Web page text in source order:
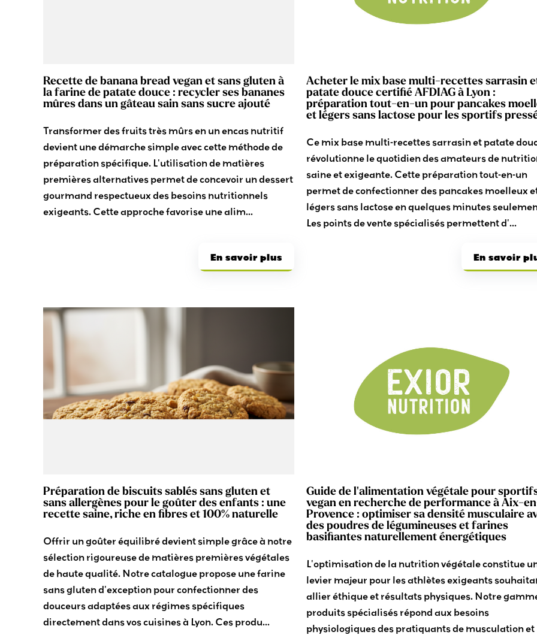
Recette de banana bread vegan et sans gluten à
la farine de patate douce : recycler ses bananes
mûres dans un gâteau sain sans sucre ajouté
Transformer des fruits très mûrs en un encas nutritif
devient une démarche simple avec cette méthode de
préparation spécifique. L'utilisation de matières
premières alternatives permet de concevoir un dessert
gourmand respectueux des besoins nutritionnels
exigeants. Cette approche favorise une alim...
En savoir plus
Acheter le mix base multi-recettes sarrasin
patate douce certifié AFDIAG à Lyon :
préparation tout-en-un pour pancakes
et légers sans lactose pour les sportifs
Ce mix base multi-recettes sarrasin et patate
révolutionne le quotidien des amateurs de
saine et exigeante. Cette préparation tout-en-un
permet de confectionner des pancakes moelleux
légers sans lactose en quelques minutes
Les points de vente spécialisés permettent d'...
En savoir
Préparation de biscuits sablés sans gluten et
sans allergènes pour le goûter des enfants : une
recette saine, riche en fibres et 100% naturelle
Offrir un goûter équilibré devient simple grâce à notre
sélection rigoureuse de matières premières végétales
de haute qualité. Notre catalogue propose une farine
sans gluten d'exception pour confectionner des
douceurs adaptées aux régimes spécifiques
directement dans vos cuisines à Lyon. Ces produ...
Guide de l'alimentation végétale pour
vegan en recherche de performance à Aix-
Provence : optimiser sa densité musculaire
des poudres de légumineuses et farines
basifiantes naturellement énergétiques
L'optimisation de la nutrition végétale constitue
levier majeur pour les athlètes exigeants
allier éthique et résultats physiques. Notre
produits spécialisés répond aux besoins
physiologiques des pratiquants de musculation et